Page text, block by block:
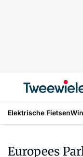
Elektrische Fietsen
Europees